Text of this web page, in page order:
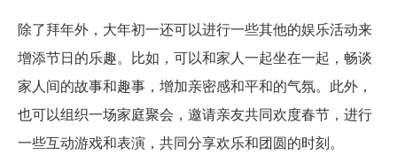
除了拜年外，大年初一还可以进行一些其他的娱乐活动来
增添节日的乐趣。比如，可以和家人一起坐在一起，畅谈
家人间的故事和趣事，增加亲密感和平和的气氛。此外，
也可以组织一场家庭聚会，邀请亲友共同欢度春节，进行
一些互动游戏和表演，共同分享欢乐和团圆的时刻。